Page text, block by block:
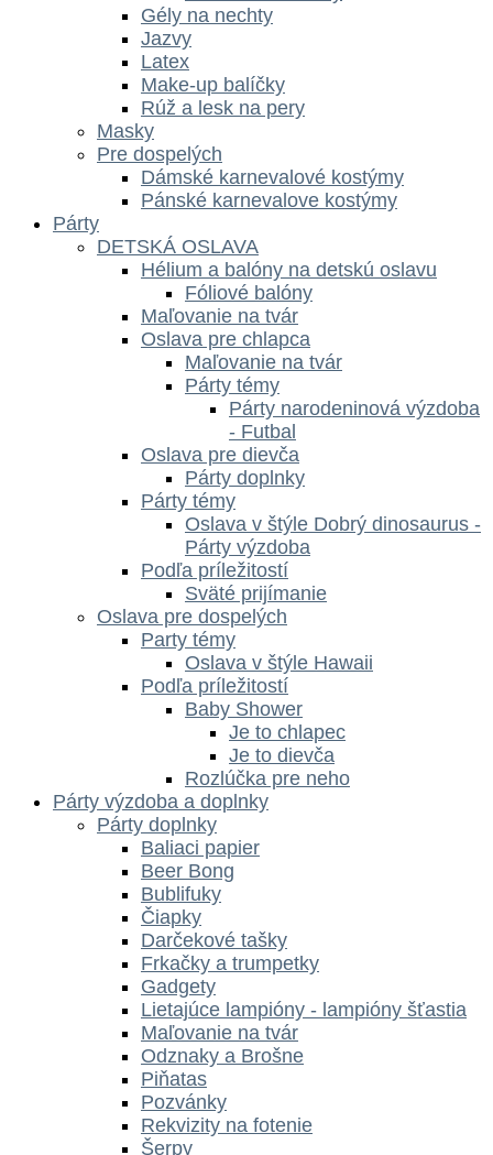
Gély na nechty
Jazvy
Latex
Make-up balíčky
Rúž a lesk na pery
Masky
Pre dospelých
Dámské karnevalové kostýmy
Pánské karnevalove kostýmy
Párty
DETSKÁ OSLAVA
Hélium a balóny na detskú oslavu
Fóliové balóny
Maľovanie na tvár
Oslava pre chlapca
Maľovanie na tvár
Párty témy
Párty narodeninová výzdoba
- Futbal
Oslava pre dievča
Párty doplnky
Párty témy
Oslava v štýle Dobrý dinosaurus -
Párty výzdoba
Podľa príležitostí
Sväté prijímanie
Oslava pre dospelých
Party témy
Oslava v štýle Hawaii
Podľa príležitostí
Baby Shower
Je to chlapec
Je to dievča
Rozlúčka pre neho
Párty výzdoba a doplnky
Párty doplnky
Baliaci papier
Beer Bong
Bublifuky
Čiapky
Darčekové tašky
Frkačky a trumpetky
Gadgety
Lietajúce lampióny - lampióny šťastia
Maľovanie na tvár
Odznaky a Brošne
Piňatas
Pozvánky
Rekvizity na fotenie
Šerpy